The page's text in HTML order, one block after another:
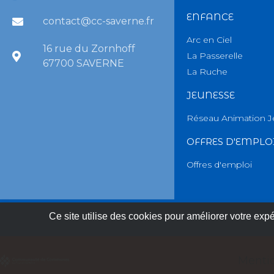
contact@cc-saverne.fr
16 rue du Zornhoff
67700 SAVERNE
ENFANCE
Arc en Ciel
La Passerelle
La Ruche
JEUNESSE
Réseau Animation
OFFRES
Offres d'emploi
Ce site utilise des cookies pour améliorer votre